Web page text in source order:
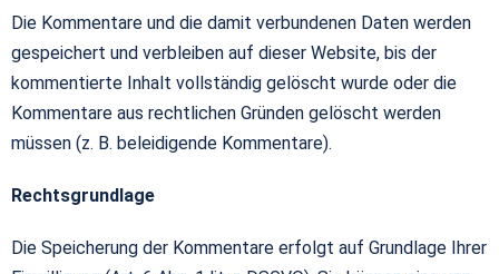
Die Kommentare und die damit verbundenen Daten werden
gespeichert und verbleiben auf dieser Website, bis der
kommentierte Inhalt vollständig gelöscht wurde oder die
Kommentare aus rechtlichen Gründen gelöscht werden
müssen (z. B. beleidigende Kommentare).
Rechtsgrundlage
Die Speicherung der Kommentare erfolgt auf Grundlage Ihrer